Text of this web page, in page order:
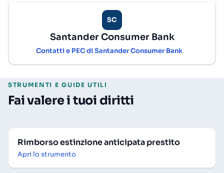
SC
Santander Consumer Bank
Contatti e PEC di Santander Consumer Bank
STRUMENTI E GUIDE UTILI
Fai valere i tuoi diritti
Rimborso estinzione anticipata prestito
Apri lo strumento